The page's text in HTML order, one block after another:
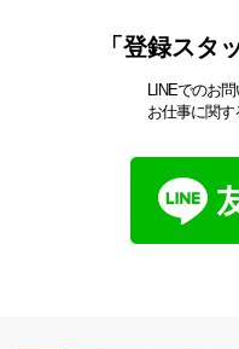
「登録スタ
LINEでのお
お仕事に関す